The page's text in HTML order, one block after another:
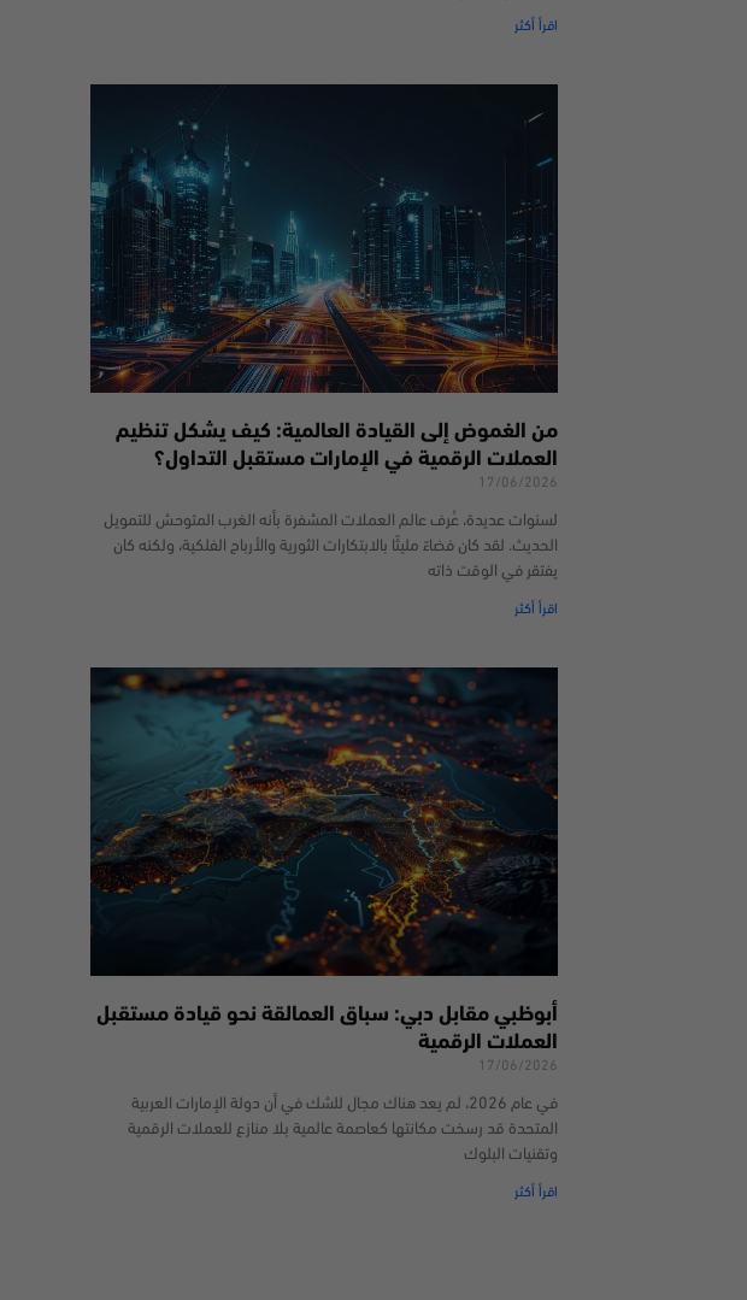
اقرأ أكثر
من الغموض إلى القيادة العالمية: كيف يشكل تنظيم
العملات الرقمية في الإمارات مستقبل التداول؟
17/06/2026
لسنوات عديدة، عُرف عالم العملات المشفرة بأنه الغرب المتوحش للتمويل
الحديث. لقد كان فضاءً مليئًا بالابتكارات الثورية والأرباح الفلكية، ولكنه كان
يفتقر في الوقت ذاته
اقرأ أكثر
أبوظبي مقابل دبي: سباق العمالقة نحو قيادة مستقبل
العملات الرقمية
17/06/2026
في عام 2026، لم يعد هناك مجال للشك في أن دولة الإمارات العربية
المتحدة قد رسخت مكانتها كعاصمة عالمية بلا منازع للعملات الرقمية
وتقنيات البلوك
اقرأ أكثر